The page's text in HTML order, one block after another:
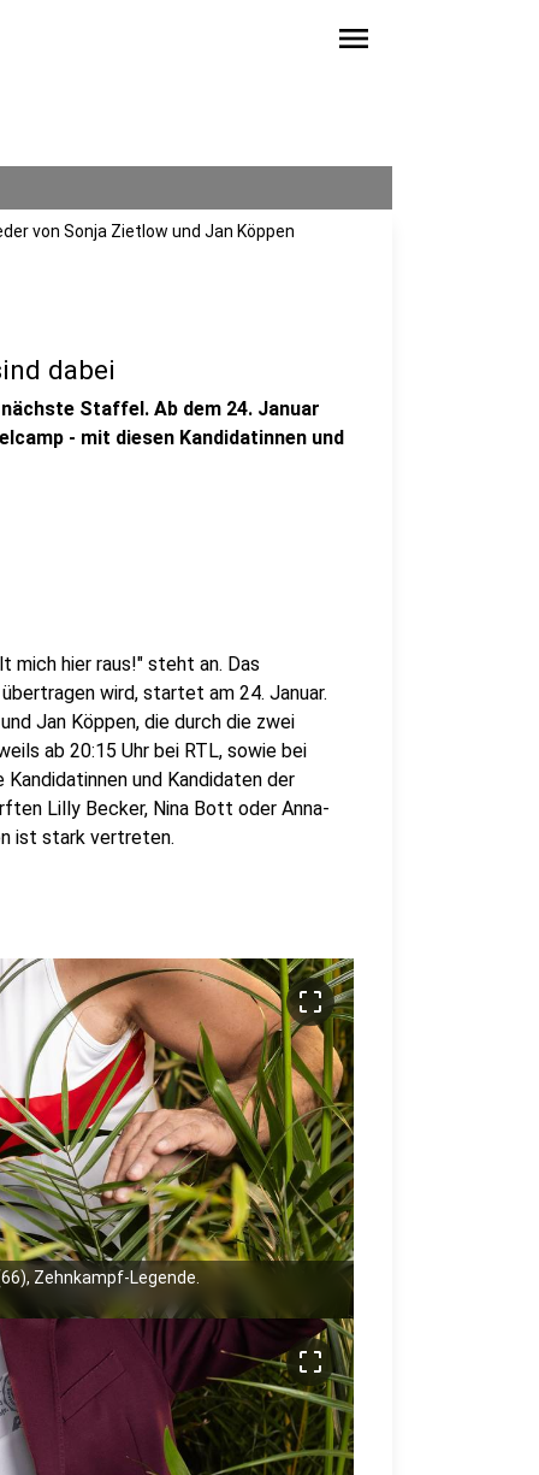
menu
von Sonja Zietlow und Jan Köppen
dabei
Staffel. Ab dem 24. Januar
- mit diesen Kandidatinnen und
hier raus!" steht an. Das
wird, startet am 24. Januar.
Jan Köppen, die durch die zwei
ab 20:15 Uhr bei RTL, sowie bei
und Kandidaten der
Lilly Becker, Nina Bott oder Anna-
ist stark vertreten.
crop_free
Zehnkampf-Legende.
crop_free